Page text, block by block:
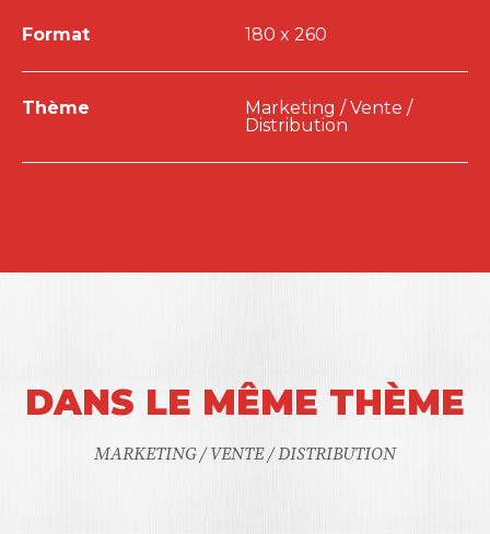
Format 180 x 260
Thème
Marketing / Vente /
Distribution
DANS LE MÊME THÈME
MARKETING / VENTE / DISTRIBUTION